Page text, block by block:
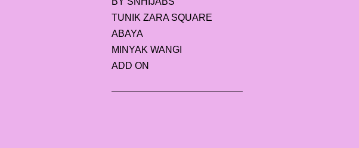
TUNIK ZARA SQUARE
ABAYA
MINYAK WANGI
ADD ON